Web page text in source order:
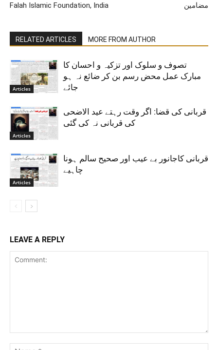
Falah Islamic Foundation, India
مضامین
RELATED ARTICLES MORE FROM AUTHOR
Articles
تصوف و سلوک اور تزکیہ و احسان کا
مبارک عمل محض رسم بن کر ضائع نہ ہو
جائے
Articles
قربانی کی قضا: اگر وقت رہتے عید الاضحی
کی قربانی نہ کی گئی
Articles
قربانی کاجانور بے عیب اور صحیح سالم ہونا
چاہیے
LEAVE A REPLY